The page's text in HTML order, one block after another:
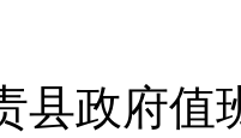
县政府值